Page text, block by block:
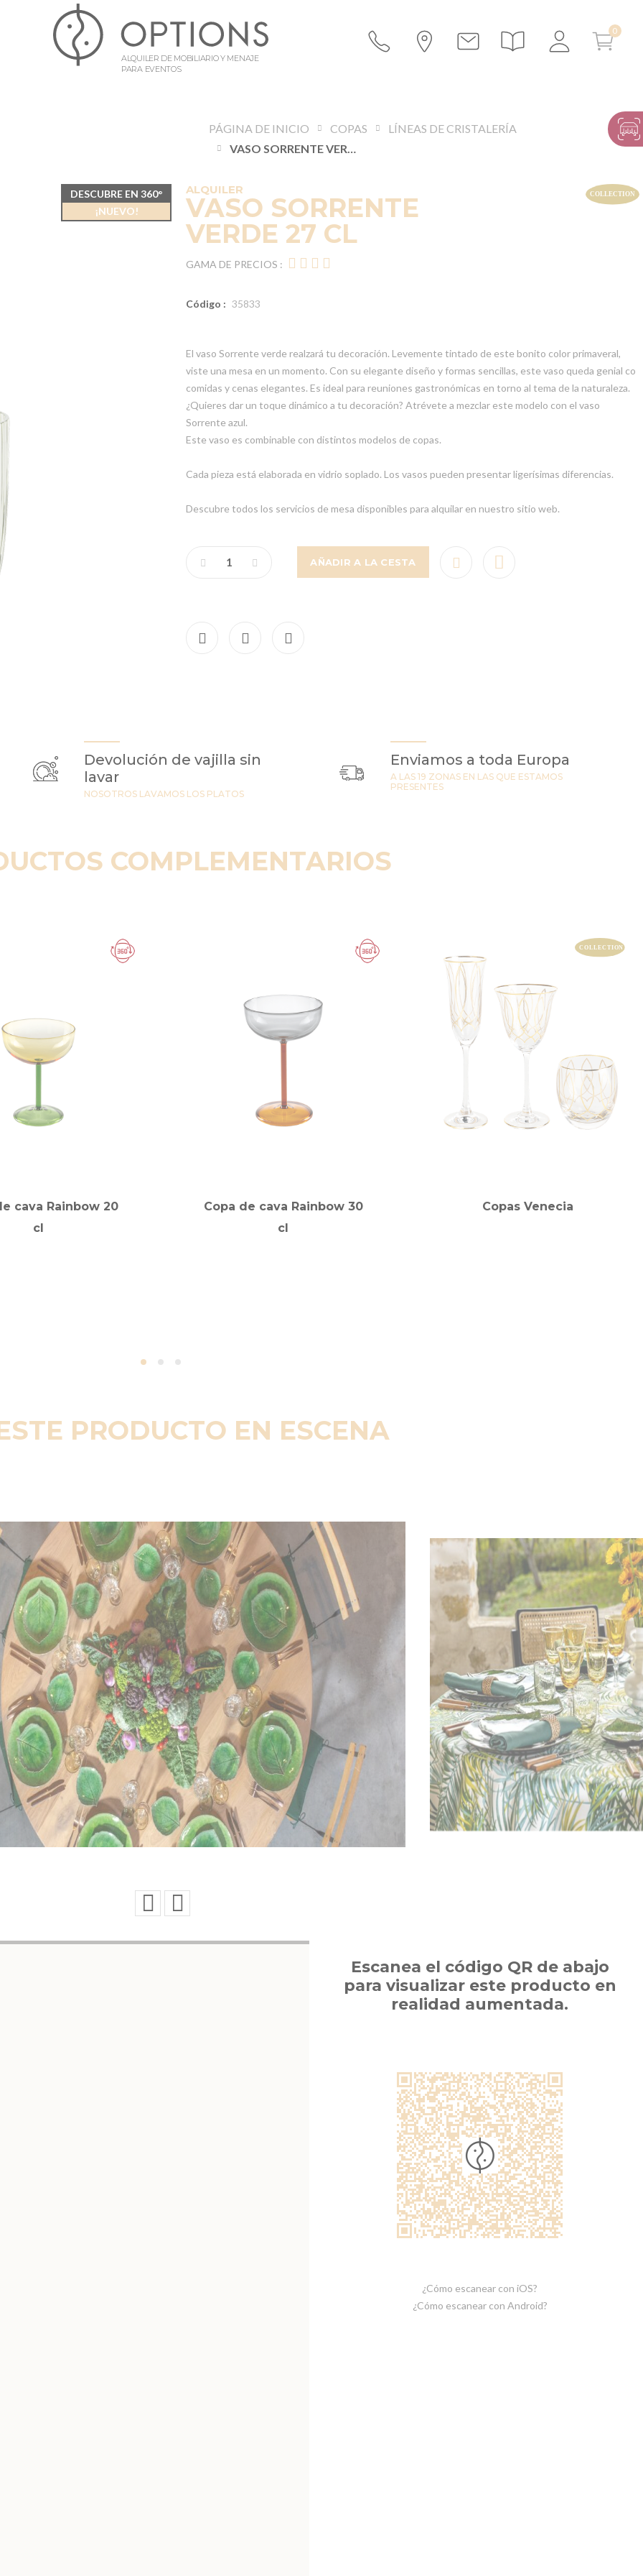
ALQUILER DE MOBILIARIO Y MENAJE
PARA EVENTOS
PÁGINA DE INICIO COPAS
LÍNEAS DE CRISTALERÍA
VASO SORRENTE VERDE 27 CL
ALQUILER
VASO SORRENTE
VERDE 27 CL
GAMA DE PRECIOS :
Código : 35833
El vaso Sorrente verde realzará tu decoración. Levemente tintado de este bonito color primaveral,
viste una mesa en un momento. Con su elegante diseño y formas sencillas, este vaso queda genial co
comidas y cenas elegantes. Es ideal para reuniones gastronómicas en torno al tema de la naturaleza.
¿Quieres dar un toque dinámico a tu decoración? Atrévete a mezclar este modelo con el vaso
Sorrente azul.
Este vaso es combinable con distintos modelos de copas.
Cada pieza está elaborada en vidrio soplado. Los vasos pueden presentar ligerísimas diferencias.
Descubre todos los servicios de mesa disponibles para alquilar en nuestro sitio web.
AÑADIR A LA CESTA
DESCUBRE EN 360°
¡NUEVO!
Devolución de vajilla sin
lavar
NOSOTROS LAVAMOS LOS PLATOS
Enviamos a toda Europa
A LAS 19 ZONAS EN LAS QUE ESTAMOS
PRESENTES
COMPLEMENTARIOS
cava Rainbow 20
cl
Copa de cava Rainbow 30
cl
Copas Venecia
PRODUCTO EN ESCENA
Escanea el código QR de abajo
para visualizar este producto en
realidad aumentada.
¿Cómo escanear con iOS?
¿Cómo escanear con Android?